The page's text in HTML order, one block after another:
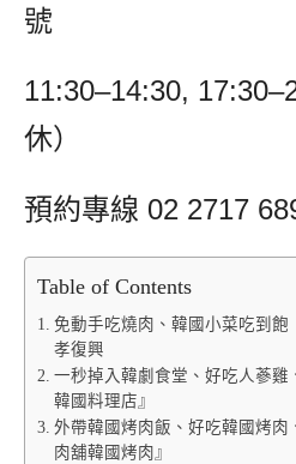
號
11:30–14:30,
休）
預約專線 02 2717
Table of Contents
免動手吃燒肉、韓國小菜吃到飽
孝復興
一秒掉入韓劇食堂、好吃人蔘雞
韓國料理店』
外帶韓國烤肉飯、好吃韓國烤肉
肉舖韓國烤肉』